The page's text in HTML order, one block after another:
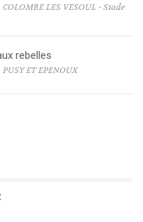
LES VESOUL - Stade
rebelles
ET EPENOUX